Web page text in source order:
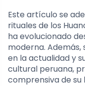
Este artículo se
rituales de los
ha evolucionado
moderna. Además,
en la actualidad y
cultural peruana,
comprensiva de su